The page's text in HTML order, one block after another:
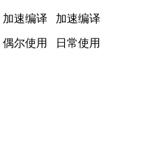
加速编译 加速编译
偶尔使用 日常使用